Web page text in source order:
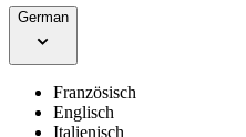
German
Französisch
Englisch
Italienisch